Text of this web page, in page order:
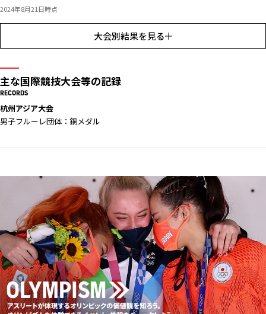
2024年8月21日時点
大会別結果を見る
主な国際競技大会等の記録
RECORDS
杭州アジア大会
男子フルーレ団体：銅メダル